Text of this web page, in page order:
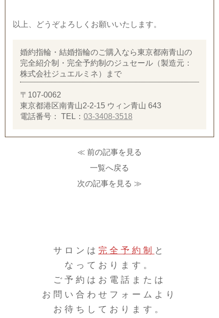
以上、どうぞよろしくお願いいたします。
婚約指輪・結婚指輪のご購入なら東京都南青山の
完全紹介制・完全予約制のジュセール（製造元：
株式会社ジュエルミネ）まで
〒107-0062
東京都港区南青山2-2-15 ウィン青山 643
電話番号： TEL： 03-3408-3518
≪ 前の記事を見る
一覧へ戻る
次の記事を見る ≫
サロンは 完全予約制
と
なっております。
ご予約はお電話または
お問い合わせフォームより
お待ちしております。